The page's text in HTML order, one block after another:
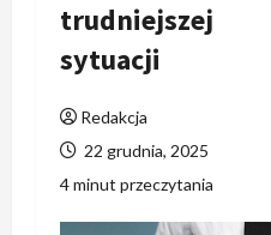
trudniejszej
sytuacji
Redakcja
22 grudnia, 2025
4 minut przeczytania